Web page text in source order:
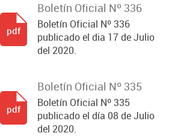
Boletín Oficial Nº 336
Boletín Oficial Nº 336
publicado el dia 17 de Julio
del 2020.
pdf
Boletín Oficial Nº 335
Boletín Oficial Nº 335
publicado el día 08 de Julio
del 2020.
pdf